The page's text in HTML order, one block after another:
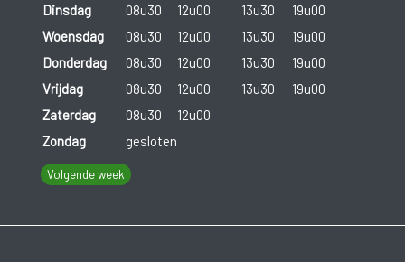
Dinsdag
08u30 12u00 13u30
19u00
Woensdag
08u30 12u00 13u30
19u00
Donderdag
08u30 12u00 13u30
19u00
Vrijdag
08u30 12u00 13u30
19u00
Zaterdag
08u30
12u00
Zondag
gesloten
Volgende week